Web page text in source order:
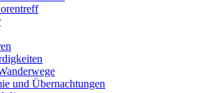
und Übernachtungen